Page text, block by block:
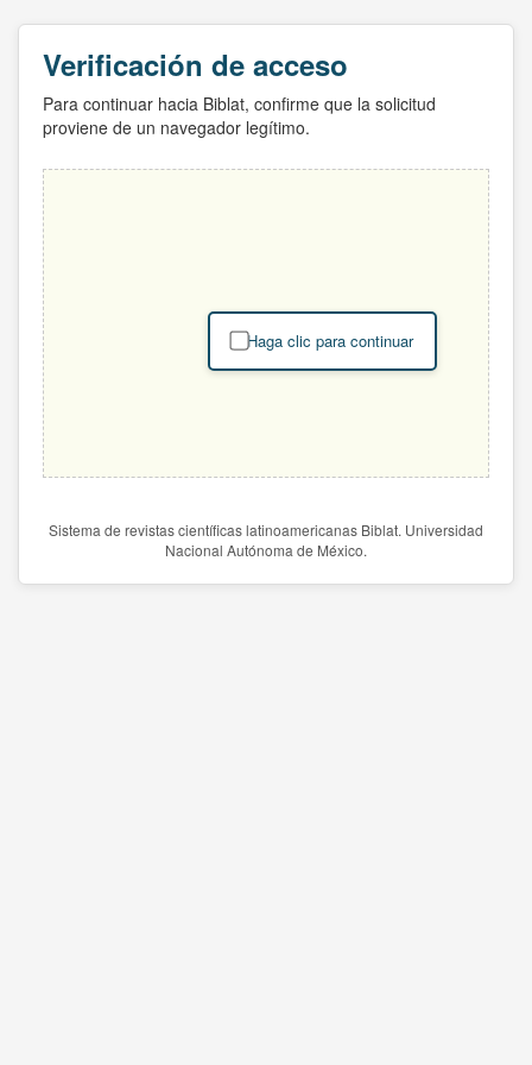
Verificación de acceso
Para continuar hacia Biblat, confirme que la solicitud
proviene de un navegador legítimo.
Haga clic para continuar
Sistema de revistas científicas latinoamericanas Biblat. Universidad
Nacional Autónoma de México.